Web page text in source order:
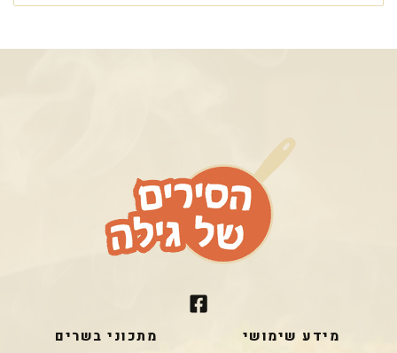
מידע שימושי מתכוני בשרים